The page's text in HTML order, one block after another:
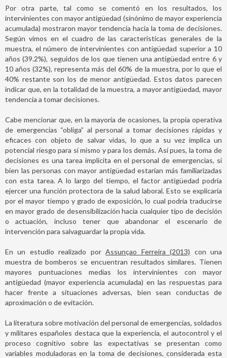
Por otra parte, tal como se comentó en los resultados, los
intervinientes con mayor antigüedad (sinónimo de mayor experiencia
acumulada) mostraron mayor tendencia hacia la toma de decisiones.
Según vimos en el cuadro de las características generales de la
muestra, el número de intervinientes con antigüedad superior a 10
años (39.2%), seguidos de los que tienen una antigüedad entre 6 y
10 años (32%), representa más del 60% de la muestra, por lo que el
40% restante son los de menor antigüedad. Estos datos parecen
indicar que, en la totalidad de la muestra, a mayor antigüedad, mayor
tendencia a tomar decisiones.
Cabe mencionar que, en la mayoría de ocasiones, la propia operativa
de emergencias “obliga” al personal a tomar decisiones rápidas y
eficaces con objeto de salvar vidas, lo que a su vez implica un
potencial riesgo para sí mismo y para los demás. Así pues, la toma de
decisiones es una tarea implícita en el personal de emergencias, si
bien las personas con mayor antigüedad estarían más familiarizadas
con esta tarea. A lo largo del tiempo, el factor antigüedad podría
ejercer una función protectora de la salud laboral. Esto se explicaría
por el mayor tiempo y grado de exposición, lo cual podría traducirse
en mayor grado de desensibilización hacia cualquier tipo de decisión
o actuación, incluso tener que abandonar el escenario de
intervención para salvaguardar la propia vida.
En un estudio realizado porAssunçao Ferreira (2013) con una
muestra de bomberos se encuentran resultados similares. Tienen
mayores puntuaciones medias los intervinientes con mayor
antigüedad (mayor experiencia acumulada) en las respuestas para
hacer frente a situaciones adversas, bien sean conductas de
aproximación o de evitación.
La literatura sobre motivación del personal de emergencias, soldados
y militares españoles destaca que la experiencia, el autocontrol y el
proceso cognitivo sobre las expectativas se presentan como
variables moduladoras en la toma de decisiones, considerada esta